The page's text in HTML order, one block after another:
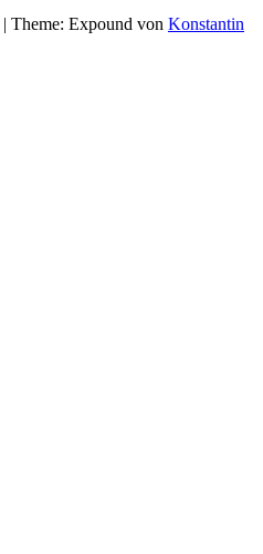
| Theme: Expound von Konstantin